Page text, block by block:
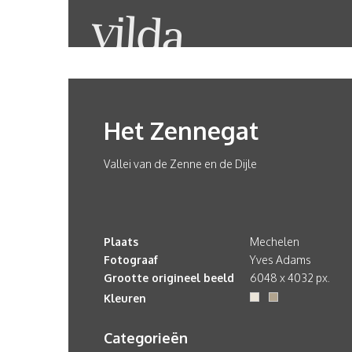
Het Zennegat
Vallei van de Zenne en de Dijle
Plaats
Mechelen
Fotograaf
Yves Adams
Grootte origineel beeld
6048 x 4032 px.
Kleuren
Categorieën